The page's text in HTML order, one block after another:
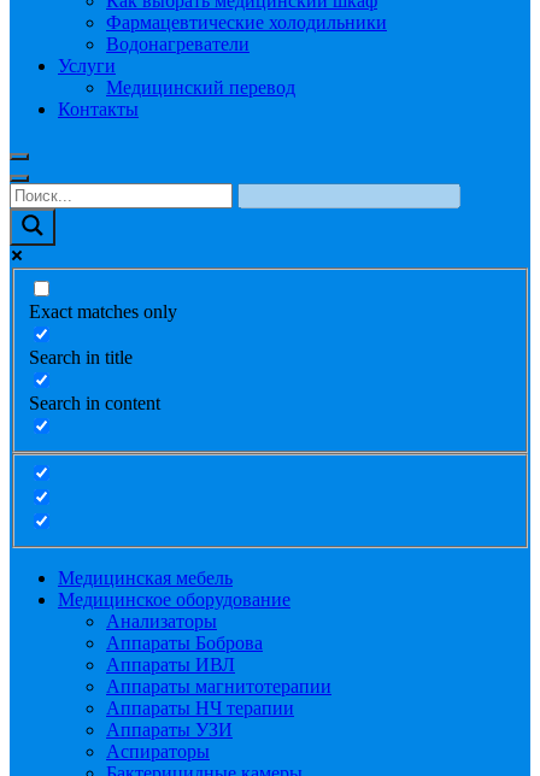
Фармацевтические холодильники
Водонагреватели
Услуги
Медицинский перевод
Контакты
Exact matches only
Search in title
Search in content
Медицинская мебель
Медицинское оборудование
Анализаторы
Аппараты Боброва
Аппараты ИВЛ
Аппараты магнитотерапии
Аппараты НЧ терапии
Аппараты УЗИ
Аспираторы